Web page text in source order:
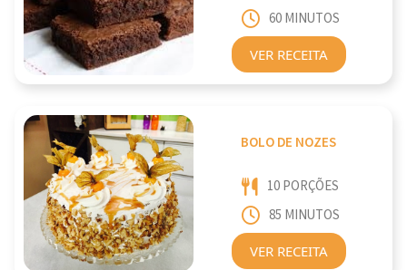
60 MINUTOS
VER RECEITA
BOLO DE NOZES
10 PORÇÕES
85 MINUTOS
VER RECEITA